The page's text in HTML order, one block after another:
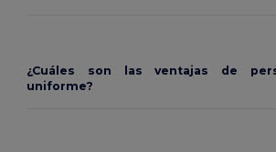
¿Cuáles son las ventajas de
uniforme?